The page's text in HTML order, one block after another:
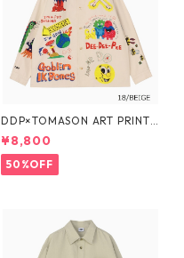
DDP×TOMASON ART PRINT
COVERALL
¥8,800
50%OFF